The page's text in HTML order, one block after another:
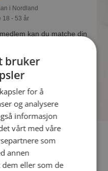
i Nordland
18 - 53 år
kan du matche din
hånd i hanske?
,Jrlie,Eindride
bruker
for å
og analysere
informasjon
vårt med våre
som
annen
eller som de